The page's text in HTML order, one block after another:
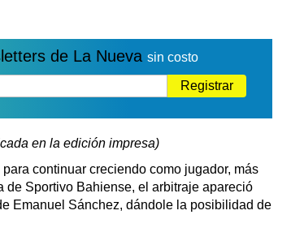
Edictos
de La Nueva sin costo
Registrar
en la edición impresa)
continuar creciendo como jugador, más
de Sportivo Bahiense, el arbitraje apareció
Emanuel Sánchez, dándole la posibilidad de